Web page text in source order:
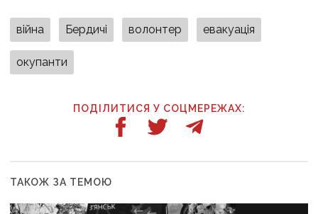
війна Бердичі волонтер евакуація
окупанти
ПОДІЛИТИСЯ У СОЦМЕРЕЖАХ:
ТАКОЖ ЗА ТЕМОЮ